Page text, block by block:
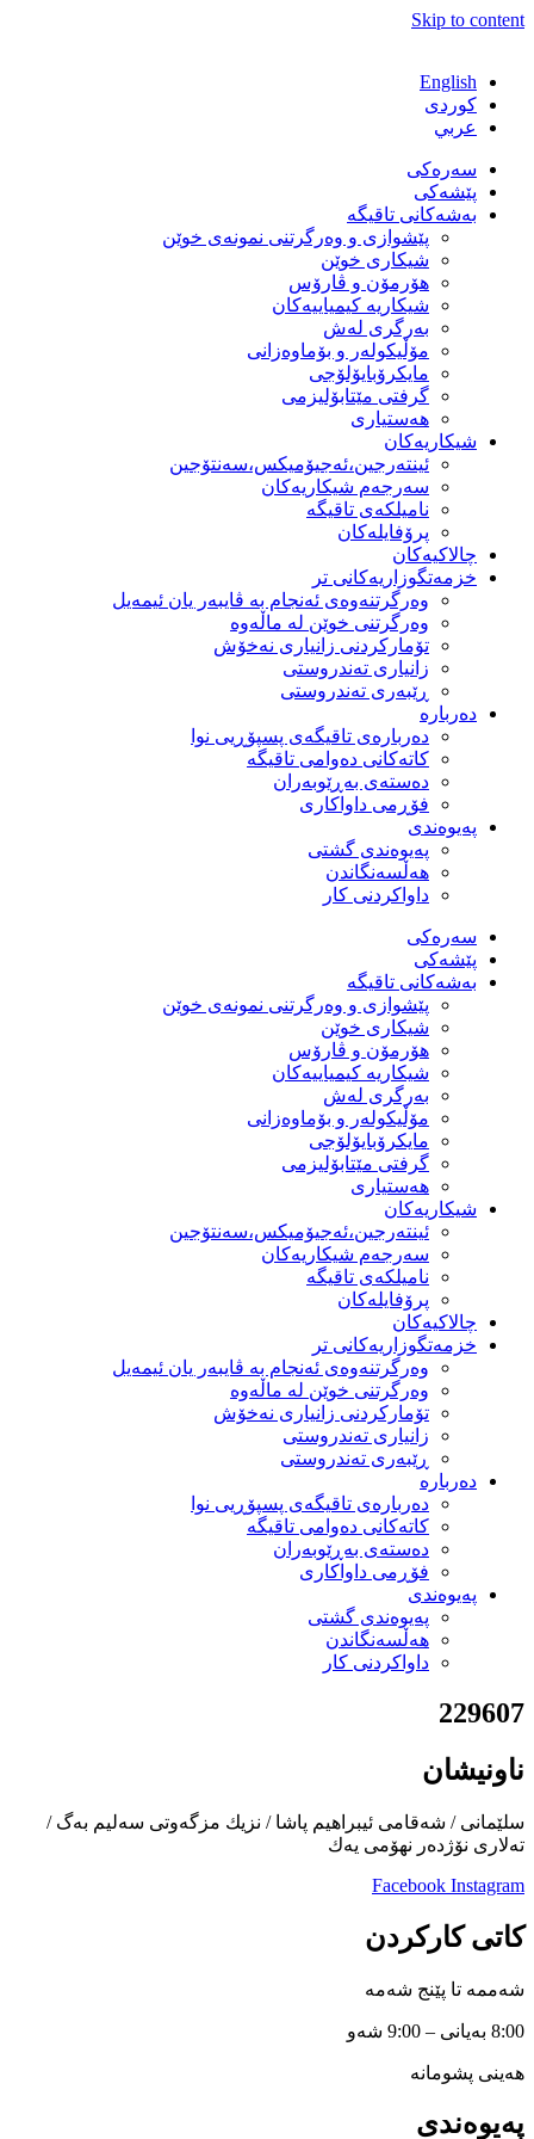
Skip to content
English
كوردی
عربي
سەرەکی
پێشەکی
بەشەكانی تاقیگە
پێشوازی و وەرگرتنی نمونەی خوێن
شیكاری خوێن
هۆرمۆن و ڤارۆس
شیكاریە كیمیاییەكان
بەرگری لەش
مۆڵیكولەر و بۆماوەزانی
مایكرۆبایۆلۆجی
گرفتی مێتابۆلیزمی
هەستیاری
شیكاریەكان
ئینتەرجین،ئەجیۆمیکس،سەنتۆجین
سەرجەم شیكاریەكان
نامیلكەی تاقیگە
پرۆفایلەكان
چالاکیەکان
خزمەتگوزاریەكانی تر
وه‌رگرتنه‌وه‌ی ئه‌نجام به‌ ڤایبه‌ر یان ئیمه‌یل
وەرگرتنی خوێن لە ماڵەوە
تۆماركردنی زانیاری نەخۆش
زانیاری تەندروستی
ڕێبەری تەندروستی
دەربارە
دەربارەی تاقیگەی پسپۆڕیی نوا
كاتەكانی دەوامی تاقیگە
دەستەی بەڕێوبەران
فۆڕمی داواكاری
پەیوەندی
پەیوەندی گشتی
هەڵسەنگاندن
داواكردنی كار
سەرەکی
پێشەکی
بەشەكانی تاقیگە
پێشوازی و وەرگرتنی نمونەی خوێن
شیكاری خوێن
هۆرمۆن و ڤارۆس
شیكاریە كیمیاییەكان
بەرگری لەش
مۆڵیكولەر و بۆماوەزانی
مایكرۆبایۆلۆجی
گرفتی مێتابۆلیزمی
هەستیاری
شیكاریەكان
ئینتەرجین،ئەجیۆمیکس،سەنتۆجین
سەرجەم شیكاریەكان
نامیلكەی تاقیگە
پرۆفایلەكان
چالاکیەکان
خزمەتگوزاریەكانی تر
وه‌رگرتنه‌وه‌ی ئه‌نجام به‌ ڤایبه‌ر یان ئیمه‌یل
وەرگرتنی خوێن لە ماڵەوە
تۆماركردنی زانیاری نەخۆش
زانیاری تەندروستی
ڕێبەری تەندروستی
دەربارە
دەربارەی تاقیگەی پسپۆڕیی نوا
كاتەكانی دەوامی تاقیگە
دەستەی بەڕێوبەران
فۆڕمی داواكاری
پەیوەندی
پەیوەندی گشتی
هەڵسەنگاندن
داواكردنی كار
229607
ناونیشان
سلێمانی / شەقامی ئیبراهیم پاشا / نزیك مزگەوتی سەلیم بەگ /
تەلاری نۆژدەر نهۆمی یەك
Facebook Instagram
کاتی کارکردن
شەممە تا پێنج شەمە
8:00 بەیانی – 9:00 شەو
هەینی پشومانە
پەیوەندی